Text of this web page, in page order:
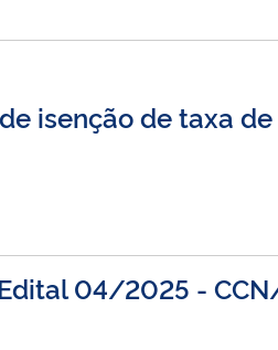
isenção de taxa
04/2025 -